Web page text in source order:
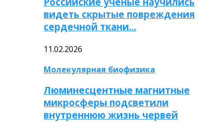
видеть скрытые повреждения
сердечной ткани…
11.02.2026
Молекулярная биофизика
Люминесцентные магнитные
микросферы подсветили
внутреннюю жизнь червей